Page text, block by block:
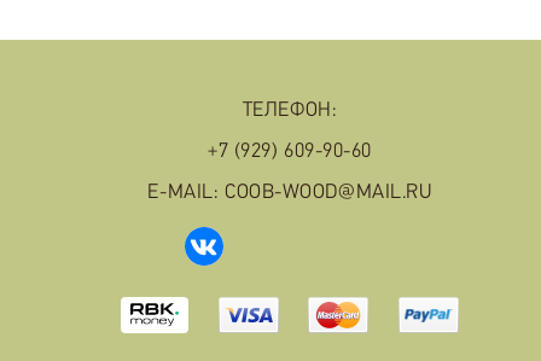
ТЕЛЕФОН:
+7 (929) 609-90-60
E-MAIL: COOB-WOOD@MAIL.RU